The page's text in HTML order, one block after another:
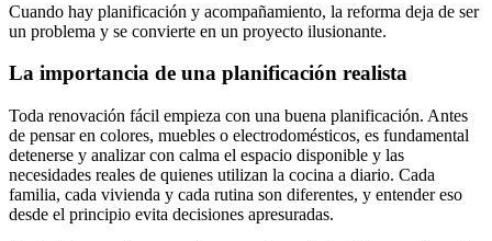
Cuando hay planificación y acompañamiento, la reforma deja de ser
un problema y se convierte en un proyecto ilusionante.
La importancia de una planificación realista
Toda renovación fácil empieza con una buena planificación. Antes
de pensar en colores, muebles o electrodomésticos, es fundamental
detenerse y analizar con calma el espacio disponible y las
necesidades reales de quienes utilizan la cocina a diario. Cada
familia, cada vivienda y cada rutina son diferentes, y entender eso
desde el principio evita decisiones apresuradas.